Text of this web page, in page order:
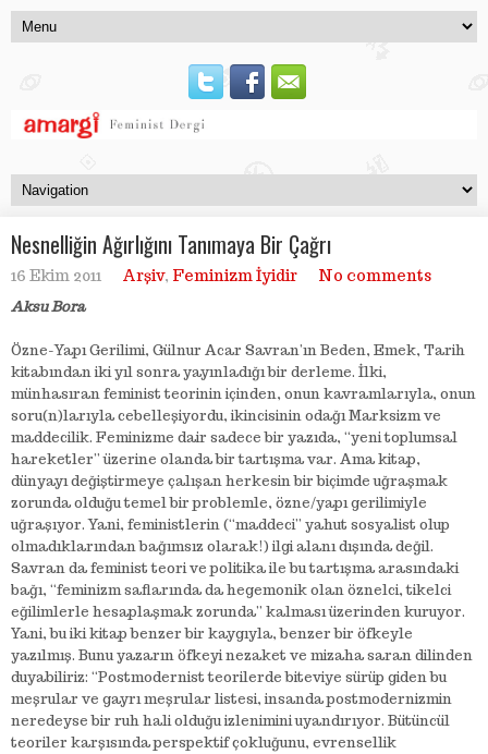
Nesnelliğin Ağırlığını Tanımaya Bir Çağrı
16 Ekim 2011 Arşiv, Feminizm İyidir No comments
Aksu Bora
Özne-Yapı Gerilimi, Gülnur Acar Savran’ın Beden, Emek, Tarih
kitabından iki yıl sonra yayınladığı bir derleme. İlki,
münhasıran feminist teorinin içinden, onun kavramlarıyla, onun
soru(n)larıyla cebelleşiyordu, ikincisinin odağı Marksizm ve
maddecilik. Feminizme dair sadece bir yazıda, “yeni toplumsal
hareketler” üzerine olanda bir tartışma var. Ama kitap,
dünyayı değiştirmeye çalışan herkesin bir biçimde uğraşmak
zorunda olduğu temel bir problemle, özne/yapı gerilimiyle
uğraşıyor. Yani, feministlerin (“maddeci” yahut sosyalist olup
olmadıklarından bağımsız olarak!) ilgi alanı dışında değil.
Savran da feminist teori ve politika ile bu tartışma arasındaki
bağı, “feminizm saflarında da hegemonik olan öznelci, tikelci
eğilimlerle hesaplaşmak zorunda” kalması üzerinden kuruyor.
Yani, bu iki kitap benzer bir kaygıyla, benzer bir öfkeyle
yazılmış. Bunu yazarın öfkeyi nezaket ve mizaha saran dilinden
duyabiliriz: “Postmodernist teorilerde biteviye sürüp giden bu
meşrular ve gayrı meşrular listesi, insanda postmodernizmin
neredeyse bir ruh hali olduğu izlenimini uyandırıyor. Bütüncül
teoriler karşısında perspektif çokluğunu, evrensellik